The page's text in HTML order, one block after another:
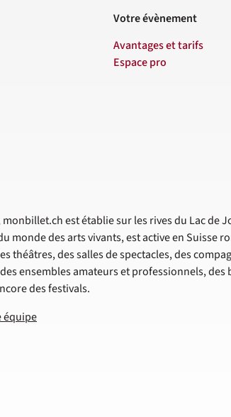
Votre évènement
Avantages et tarifs
Espace pro
monbillet.ch est établie sur les rives du Lac de
monde des arts vivants, est active en Suisse
théâtres, des salles de spectacles, des
ensembles amateurs et professionnels, des
des festivals.
équipe